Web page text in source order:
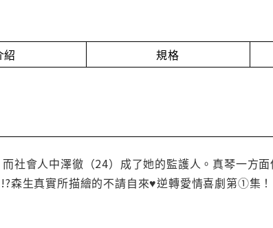
紹 規格
社會人中澤徹（24）成了她的監護人。真琴一方
生真實所描繪的不請自來♥逆轉愛情喜劇第①集！